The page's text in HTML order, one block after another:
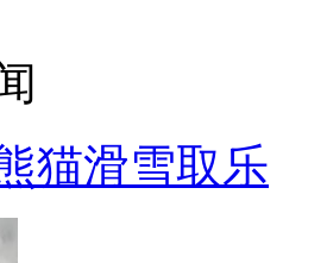
猫滑雪取乐